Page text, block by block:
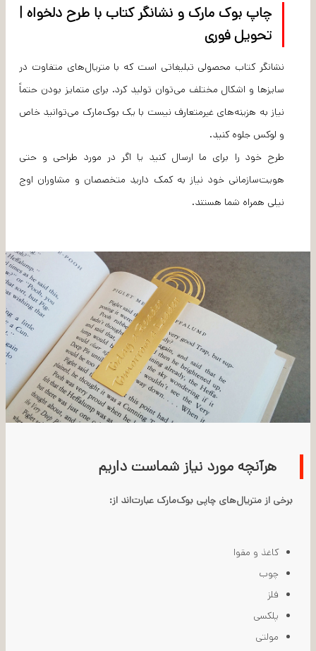
چاپ بوک مارک و نشانگر کتاب با طرح دلخواه |
تحویل فوری
نشانگر کتاب محصولی تبلیغاتی است که با متریال‌های متفاوت در
سایزها و اشکال مختلف می‌توان تولید کرد. برای متمایز بودن حتماً
نیاز به هزینه‌های غیرمتعارف نیست با یک بوک‌مارک می‌توانید خاص
و لوکس جلوه کنید.
طرح خود را برای ما ارسال کنید یا اگر در مورد طراحی و حتی
هویت‌سازمانی خود نیاز به کمک دارید متخصصان و مشاوران اوج
نیلی همراه شما هستند.
هرآنچه مورد نیاز شماست داریم
برخی از متریال‌های چاپی بوک‌مارک عبارت‌اند از:
کاغذ و مقوا
چوب
فلز
پلکسی
مولتی